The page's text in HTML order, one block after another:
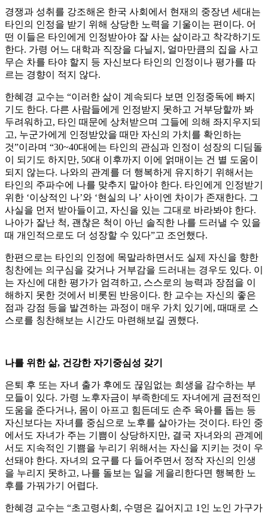
경쟁과 성취를 강조해온 한국 사회에서 현재의 중장년 세대는
타인의 인정을 받기 위해 상당한 노력을 기울이는 편이다. 어
떤 이들은 타인에게 인정받아야 잘 사는 삶이라고 착각하기도
한다. 가령 어느 대학과 직장을 다닐지, 얼마만큼의 집을 사고
무슨 차를 타야 할지 등 자신보다 타인의 인정이나 평가를 따
르는 경향이 적지 않다.
한혜경 교수는 “이러한 삶이 계속되다 보면 인정중독에 빠지
기도 한다. 다른 사람들에게 인정받지 못하고 거부당할까 봐
두려워하고, 타인 때문에 상처받으며 그들에 의해 좌지우지되
고, 누군가에게 인정받았을 때만 자신의 가치를 확인하는
것”이라며 “30~40대에는 타인의 관심과 인정이 성장의 디딤돌
이 되기도 하지만, 50대 이후까지 이에 얽매이는 건 별 도움이
되지 않는다. 나와의 관계를 더 행복하게 유지하기 위해서는
타인의 주파수에 나를 맞추지 말아야 한다. 타인에게 인정받기
위한 ‘이상적인 나’와 ‘현실의 나’ 사이엔 차이가 존재한다. 그
사실을 먼저 받아들이고, 자신을 있는 그대로 바라봐야 한다.
나아가 잘난 척, 괜찮은 척이 아닌 솔직한 나를 드러낼 수 있을
때 개인적으로도 더 성장할 수 있다”고 조언했다.
한편으로는 타인의 인정에 목말라하면서도 실제 자신을 향한
칭찬에는 의구심을 갖거나 거부감을 드러내는 경우도 있다. 이
는 자신에 대한 평가가 엄격하고, 스스로의 능력과 장점을 이
해하지 못한 것에서 비롯된 반응이다. 한 교수는 자신의 좋은
점과 강점 등을 발견하는 과정이 매우 가치 있기에, 때때로 스
스로를 칭찬해보는 시간도 마련해보길 권했다.
나를 위한 삶, 건강한 자기중심성 갖기
은퇴 후 또는 자녀 출가 후에도 끊임없는 희생을 감수하는 부
모들이 있다. 가령 노후자금이 부족한데도 자녀에게 금전적인
도움을 준다거나, 몸이 아프고 힘든데도 손주 육아를 돕는 등
자신보다는 자녀를 중심으로 노후를 살아가는 것이다. 타인 중
에서도 자녀가 주는 기쁨이 상당하지만, 결국 자녀와의 관계에
서도 지속적인 기쁨을 누리기 위해서는 자신을 지키는 것이 우
선돼야 한다. 자녀의 요구를 다 들어주면서 정작 자신의 인생
을 누리지 못하고, 나를 돌보는 일을 게을리한다면 행복한 노
후를 가꿔가기 어렵다.
한혜경 교수는 “초고령사회, 수명은 길어지고 1인 노인 가구가